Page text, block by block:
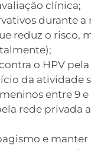
clínica;
durante a
reduz o risco,
o HPV
da atividade
entre 9 e
rede privada
e manter